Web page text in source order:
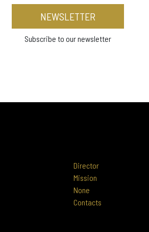
NEWSLETTER
Subscribe to our newsletter
Director
Mission
None
Contacts